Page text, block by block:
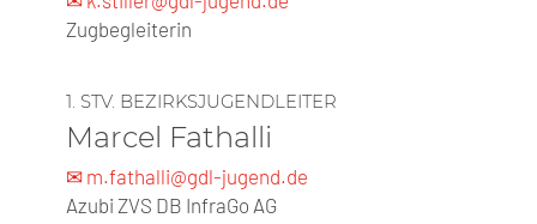
Zugbegleiterin
1. STV. BEZIRKSJUGENDLEITER
Marcel Fathalli
✉ m.fathalli@gdl-jugend.de
Azubi ZVS DB InfraGo AG